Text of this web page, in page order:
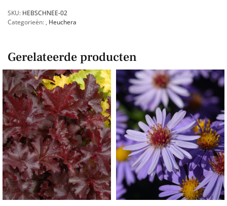
SKU: HEBSCHNEE-02
Categorieën: , Heuchera
Gerelateerde producten